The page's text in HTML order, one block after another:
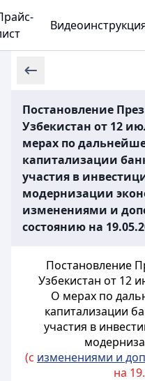
Постановление
Узбекистан от 12
мерах по
капитализации
участия в
модернизации
изменениями и
состоянию на
Постановление
Узбекистан от 12
О мерах по
капитализации
участия в
(с изменениями и
на